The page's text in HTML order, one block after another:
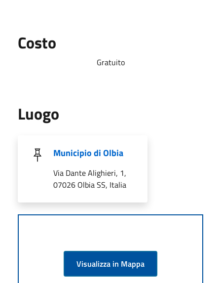
Costo
Gratuito
Luogo
Municipio di Olbia
Via Dante Alighieri, 1,
07026 Olbia SS, Italia
Visualizza in Mappa